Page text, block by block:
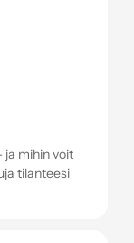
ja mihin voit
tilanteesi